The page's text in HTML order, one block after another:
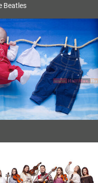
Beatles